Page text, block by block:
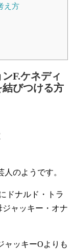
え方
F.ケネディ
びつける方
のようです。
ドナルド・トラ
ャッキー・オナ
ャッキーOよりも